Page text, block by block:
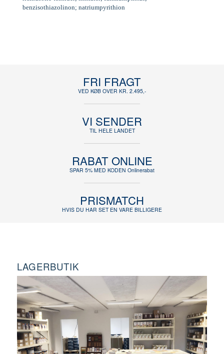
benzisothiazolinon; natriumpyrithion
FRI FRAGT
VED KØB OVER KR. 2.495,-
VI SENDER
TIL HELE LANDET
RABAT ONLINE
SPAR 5% MED KODEN Onlinerabat
PRISMATCH
HVIS DU HAR SET EN VARE BILLIGERE
LAGERBUTIK